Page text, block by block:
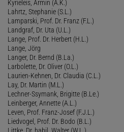
Kyrieleis, Armin (A.K.)
Lahrtz, Stephanie (S.L.)
Lamparski, Prof. Dr. Franz (F.L.)
Landgraf, Dr. Uta (U.L.)
Lange, Prof. Dr. Herbert (H.L.)
Lange, Jörg
Langer, Dr. Bernd (B.La.)
Larbolette, Dr. Oliver (O.L.)
Laurien-Kehnen, Dr. Claudia (C.L.)
Lay, Dr. Martin (M.L.)
Lechner-Ssymank, Brigitte (B.Le.)
Leinberger, Annette (A.L.)
Leven, Prof. Franz-Josef (F.J.L.)
Liedvogel, Prof. Dr. Bodo (B.L.)
Littke, Dr. habil. Walter (W.L.)